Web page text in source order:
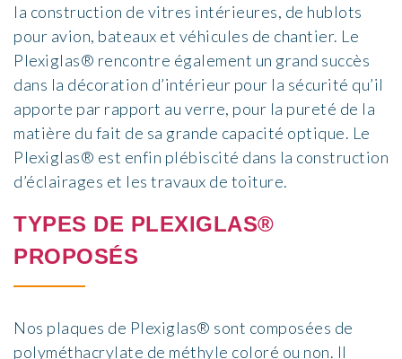
la construction de vitres intérieures, de hublots
pour avion, bateaux et véhicules de chantier. Le
Plexiglas® rencontre également un grand succès
dans la décoration d’intérieur pour la sécurité qu’il
apporte par rapport au verre, pour la pureté de la
matière du fait de sa grande capacité optique. Le
Plexiglas® est enfin plébiscité dans la construction
d’éclairages et les travaux de toiture.
TYPES DE PLEXIGLAS®
PROPOSÉS
Nos plaques de Plexiglas® sont composées de
polyméthacrylate de méthyle coloré ou non. Il